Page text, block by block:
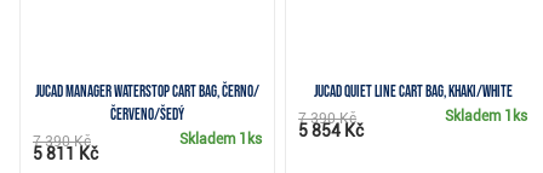
JuCad Manager Waterstop cart bag, černo/
červeno/šedý
Skladem 1ks
7 390 Kč
5 811 Kč
JuCad Quiet Line cart bag, khaki/white
Skladem 1ks
7 390 Kč
5 854 Kč